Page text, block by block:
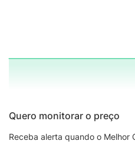
Quero monitorar o preço
Receba alerta quando o Melhor